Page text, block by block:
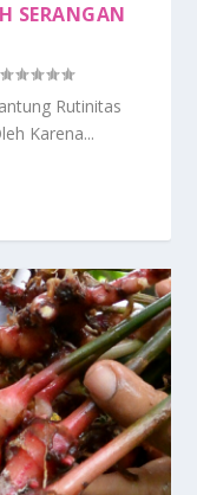
SERANGAN
Rutinitas
Karena...